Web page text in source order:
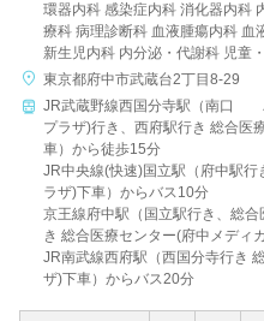
環器内科 感染症内科 消化器内科
療科 病理診断科 血液腫瘍内科 血
新生児内科 内分泌・代謝科 児童
東京都府中市武蔵台2丁目8-29
JR武蔵野線西国分寺駅（南口
プラザ)行き、西府駅行き 総合医
車）から徒歩15分
JR中央線(快速)国立駅（府中駅
ラザ)下車）からバス10分
京王線府中駅（国立駅行き、総
き 総合医療センター(府中メディ
JR南武線西府駅（西国分寺行き
ザ)下車）からバス20分